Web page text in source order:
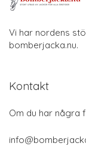
Vi har nordens
bomberjacka.nu.
Kontakt
Om du har några